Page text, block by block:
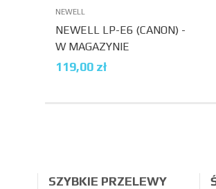
NEWELL
NEWELL LP-E6 (CANON) -
W MAGAZYNIE
119,00 zł
SZYBKIE PRZELEWY